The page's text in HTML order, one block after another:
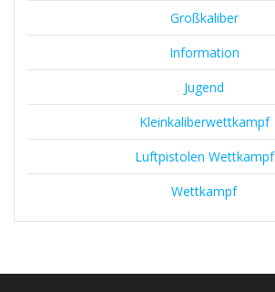
Großkaliber
Information
Jugend
Kleinkaliberwettkampf
Luftpistolen Wettkampf
Wettkampf